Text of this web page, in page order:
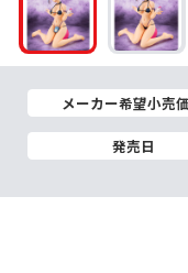
メーカー希望小売
発売日